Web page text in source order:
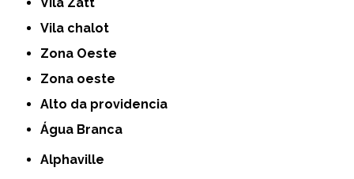
Vila Zatt
Vila chalot
Zona Oeste
Zona oeste
alto da providencia
Água Branca
Alphaville